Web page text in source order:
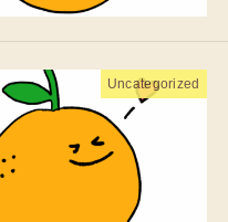
Uncategorized